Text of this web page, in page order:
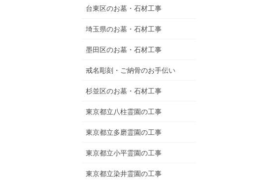
台東区のお墓・石材工事
埼玉県のお墓・石材工事
墨田区のお墓・石材工事
戒名彫刻・ご納骨のお手伝い
杉並区のお墓・石材工事
東京都立八柱霊園の工事
東京都立多磨霊園の工事
東京都立小平霊園の工事
東京都立染井霊園の工事